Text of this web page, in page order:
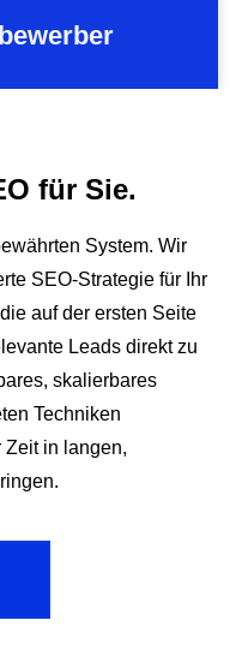
für Sie.
System. Wir
SEO-Strategie für Ihr
auf der ersten Seite
Leads direkt zu
skalierbares
Techniken
Zeit in langen,